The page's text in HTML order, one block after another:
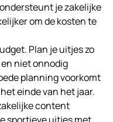
je zakelijke
om de kosten te
Plan je uitjes zo
niet onnodig
planning voorkomt
einde van het jaar.
content